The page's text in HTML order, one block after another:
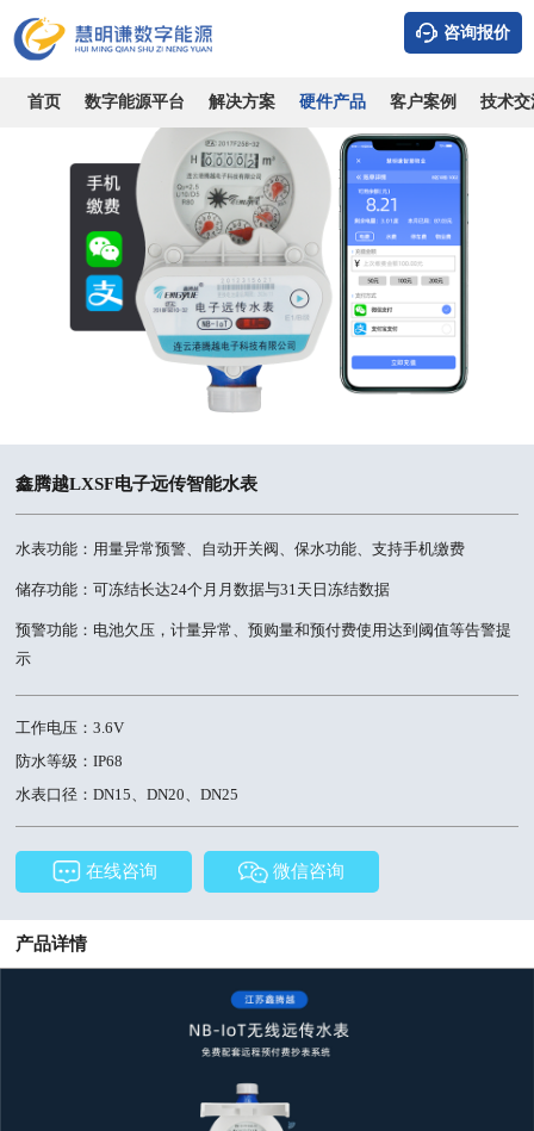
咨询报价
首页 数字能源平台 解决方案 硬件产品 客户案例 技术交
鑫腾越LXSF电子远传智能水表
水表功能：用量异常预警、自动开关阀、保水功能、支持手机缴费
储存功能：可冻结长达24个月月数据与31天日冻结数据
预警功能：电池欠压，计量异常、预购量和预付费使用达到阈值等告警提
示
工作电压：3.6V
防水等级：IP68
水表口径：DN15、DN20、DN25
在线咨询 微信咨询
产品详情